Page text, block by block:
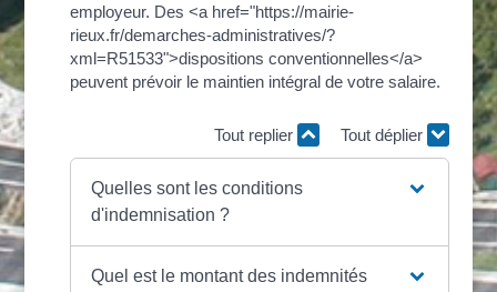
employeur. Des <a href="https://mairie-
rieux.fr/demarches-administratives/?
xml=R51533">dispositions conventionnelles</a>
peuvent prévoir le maintien intégral de votre salaire.
Tout replier Tout déplier
Quelles sont les conditions
d'indemnisation ?
Quel est le montant des indemnités